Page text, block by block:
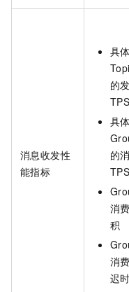
消息收发性
能指标
具体
的
TPS
具体
的
TPS
消
积
消
迟